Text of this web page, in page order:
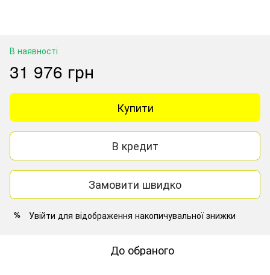
В наявності
31 976 грн
Купити
В кредит
Замовити швидко
% Увійти для відображення накопичувальної знижки
До обраного